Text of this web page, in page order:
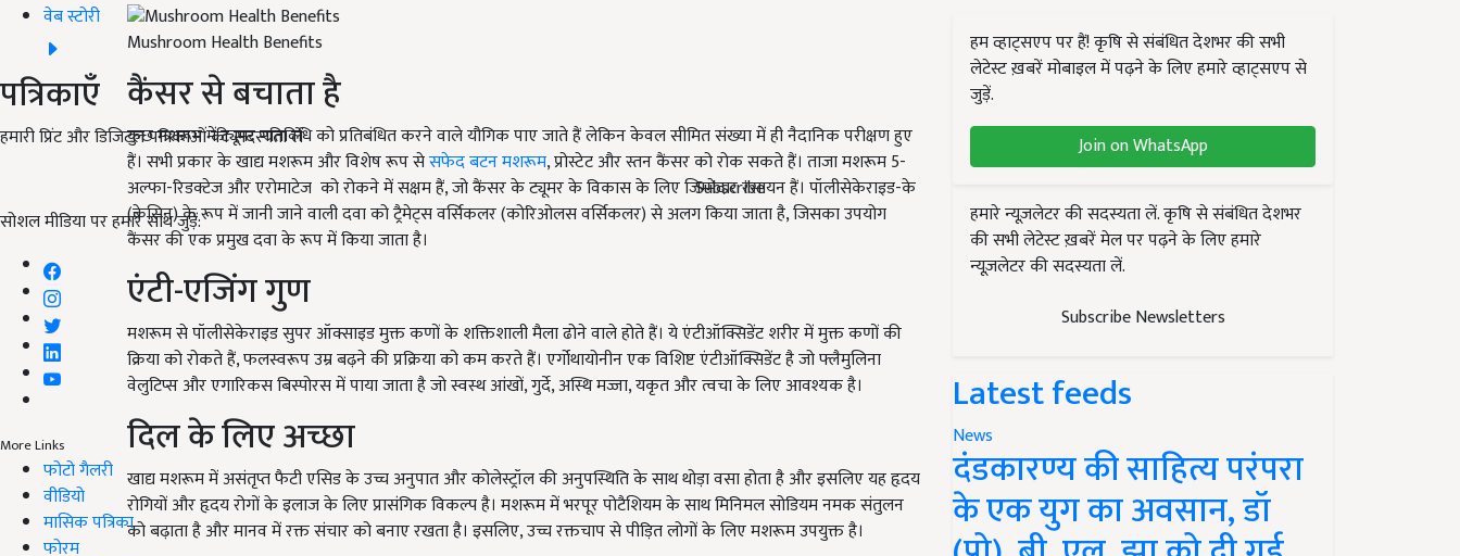
वेब स्टोरी
पत्रिकाएँ
हमारी प्रिंट और डिजिटल पत्रिकाओं की सदस्यता लें
Subscribe
सोशल मीडिया पर हमारे साथ जुड़ें:
More Links
फोटो गैलरी
वीडियो
मासिक पत्रिका
फोरम
Mushroom Health Benefits
कैंसर से बचाता है
कुछ मशरूम में ट्यूमर गतिविधि को प्रतिबंधित करने वाले यौगिक पाए जाते हैं लेकिन केवल सीमित संख्या में ही नैदानिक परीक्षण हुए
हैं। सभी प्रकार के खाद्य मशरूम और विशेष रूप सेसफेद बटन मशरूम, प्रोस्टेट और स्तन कैंसर को रोक सकते हैं। ताजा मशरूम 5-
अल्फा-रिडक्टेज और एरोमाटेज को रोकने में सक्षम हैं, जो कैंसर के ट्यूमर के विकास के लिए जिम्मेदार रसायन हैं। पॉलीसेकेराइड-के
(क्रेसिन) के रूप में जानी जाने वाली दवा को ट्रैमेट्स वर्सिकलर (कोरिओलस वर्सिकलर) से अलग किया जाता है, जिसका उपयोग
कैंसर की एक प्रमुख दवा के रूप में किया जाता है।
एंटी-एजिंग गुण
मशरूम से पॉलीसेकेराइड सुपर ऑक्साइड मुक्त कणों के शक्तिशाली मैला ढोने वाले होते हैं। ये एंटीऑक्सिडेंट शरीर में मुक्त कणों की
क्रिया को रोकते हैं, फलस्वरूप उम्र बढ़ने की प्रक्रिया को कम करते हैं। एर्गोथायोनीन एक विशिष्ट एंटीऑक्सिडेंट है जो फ्लैमुलिना
वेलुटिप्स और एगारिकस बिस्पोरस में पाया जाता है जो स्वस्थ आंखों, गुर्दे, अस्थि मज्जा, यकृत और त्वचा के लिए आवश्यक है।
दिल के लिए अच्छा
खाद्य मशरूम में असंतृप्त फैटी एसिड के उच्च अनुपात और कोलेस्ट्रॉल की अनुपस्थिति के साथ थोड़ा वसा होता है और इसलिए यह हृदय
रोगियों और हृदय रोगों के इलाज के लिए प्रासंगिक विकल्प है। मशरूम में भरपूर पोटैशियम के साथ मिनिमल सोडियम नमक संतुलन
को बढ़ाता है और मानव में रक्त संचार को बनाए रखता है। इसलिए, उच्च रक्तचाप से पीड़ित लोगों के लिए मशरूम उपयुक्त है।
हम व्हाट्सएप पर हैं! कृषि से संबंधित देशभर की सभी
लेटेस्ट ख़बरें मोबाइल में पढ़ने के लिए हमारे व्हाट्सएप से
जुड़ें.
Join on WhatsApp
हमारे न्यूज़लेटर की सदस्यता लें. कृषि से संबंधित देशभर
की सभी लेटेस्ट ख़बरें मेल पर पढ़ने के लिए हमारे
न्यूज़लेटर की सदस्यता लें.
Subscribe Newsletters
Latest feeds
News
दंडकारण्य की साहित्य परंपरा
के एक युग का अवसान, डॉ